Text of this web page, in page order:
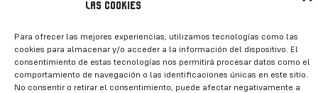
las cookies
Para ofrecer las mejores experiencias, utilizamos tecnologías como las
cookies para almacenar y/o acceder a la información del dispositivo. El
consentimiento de estas tecnologías nos permitirá procesar datos como el
comportamiento de navegación o las identificaciones únicas en este sitio.
No consentir o retirar el consentimiento, puede afectar negativamente a